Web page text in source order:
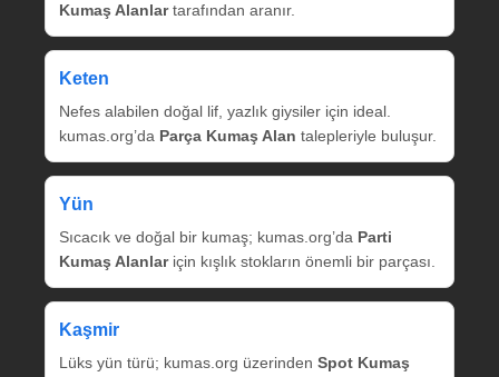
Kumaş Alanlartarafından aranır.
Keten
Nefes alabilen doğal lif, yazlık giysiler için ideal.
kumas.org’da Parça Kumaş Alan talepleriyle buluşur.
Yün
Sıcacık ve doğal bir kumaş; kumas.org’da Parti
Kumaş Alanlariçin kışlık stokların önemli bir parçası.
Kaşmir
Lüks yün türü; kumas.org üzerinden Spot Kumaş